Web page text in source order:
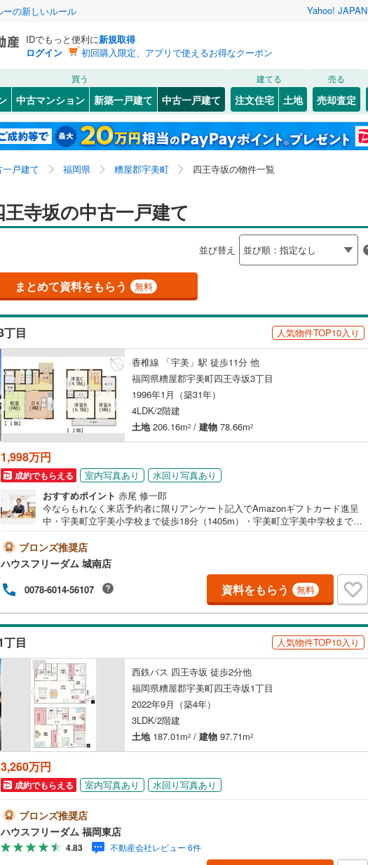
の新しいルール Yahoo! JAPAN
IDでもっと便利に新規取得
ログイン
初回購入限定、アプリで使えるお得なクーポン
買う
中古マンション 新築一戸建て 中古一戸建て
建てる
注文住宅 土地
売る
売却査定
一戸建て 福岡県 糟屋郡宇美町 四王寺坂の物件一覧
寺坂の中古一戸建て
並び替え
まとめて資料をもらう 無料
目 人気物件TOP10入り
香椎線 「宇美」駅 徒歩11分 他
福岡県糟屋郡宇美町四王寺坂3丁目
1996年1月（築31年）
4LDK/2階建
土地206.16m2 / 建物 78.66m2
1,998万円
成約でもらえる 室内写真あり
水回り写真あり
おすすめポイント 赤尾 修一郎
今ならもれなく来店予約者に限りアンケート記入でAmazonギフトカード進呈
中・宇美町立宇美小学校まで徒歩18分（1405m）・宇美町立宇美中学校まで徒
（約1062m）ですハウスフリーダム城南店の強み【取り扱い物件が豊富】地域
密着型の不動産会社として、城南区・早良区・中央区・南区・春日市・那珂川
市等の物件情報を多数取り扱っております。福岡県内に3店舗ございますので、
その他エリアの物件紹介ももちろん可能でございます。スタッフにお家のこと
は何でもお聞き下さい。新築一戸建て・中古物件・土地など、数ある物件の中
からお客様のご要望に沿ったご提案をいたします。
ブロンズ推奨店
ハウスフリーダム 城南店
0078-6014-56107 資料をもらう 無料
目 人気物件TOP10入り
西鉄バス 四王寺坂 徒歩2分他
福岡県糟屋郡宇美町四王寺坂1丁目
2022年9月（築4年）
3LDK/2階建
土地187.01m2 / 建物 97.71m2
3,260万円
成約でもらえる 室内写真あり 水回り写真あり
ブロンズ推奨店
ハウスフリーダム 福岡東店
4.83 不動産会社レビュー 6件
北海道
青森 岩手 宮城 秋田 山形
東京 神奈川 埼玉 千葉
新潟 長野 富山
三重
大阪 兵庫
鳥取 島根 岡山 広島 山口
徳島 香川 愛媛 高知
福岡 佐賀 長崎
この条件で検索する
門司区(24) 若松区(19)
小倉北区(22) 小倉南区(36)
八幡西区(38)
東区(29)
(13
大牟田市(126)
飯塚市
八女市(9) 筑後市(4)
行橋市
19) 豊前市(18 )
小郡市( 14 )
大野城市(12) 宗像市(19)
古賀市(12) 福津市
宮若市(2)
みやま市(3) 糸島市 ( 26)
糟屋郡宇美町(
糟屋郡須惠町(9) 糟屋郡新宮町(6)
遠賀郡芦屋町(2)
遠賀郡岡垣町(9) 遠賀郡遠賀町(5)
鞍手郡鞍手町
嘉穂郡桂川町(3)
朝倉郡東峰村( 三井郡大刀洗町
八女郡広川町(3
田川郡糸田町
田川郡川崎町
田川郡赤村
京都郡みやこ町(5) 築上郡吉富町
築上郡築上町(
この条件で検索する
大字井野(1) ひばりが丘(2)
とびたけ(1) ゆりが丘(1)
貴船
3 光正寺( 2
障子岳南 (1
この条件で検索する
博多南線(0) 山陽本線（JR九州）( 0)
香椎線(3) 篠栗線(0)
久大本線(0) 日豊本線(0)
筑豊本線
(0) 後藤寺線(0)
福岡市地下鉄空港線(0) 福岡市地下鉄箱崎線(0)
平成筑豊鉄道(0) 西鉄天神大牟田線(0)
西鉄甘木線(0)
北九州都市モノレール小倉線(0)
平成筑豊鉄道門司港レトロ観光線
この条件で検索するこの条件で検索する
リフォーム、リノベーション
リノベーション・リフォーム
（0）
築古・築30年以上（1）
設備
床暖房（ 0）
駐車場2台以上（2） ビルトインガレージ（0）
（1）
防犯カメラ（ 0）
吹き抜け バリアフリー住宅（0）
二世帯向け
平屋・1階建て
サービスルーム（納戸）（0）
立地
最寄りの駅が始発駅
配置、向き、建ち方、日当たり
前道6m以上（2） 角地（ 0）
平坦地（1）
（1）
キッチン
独立型キッチン 対面キッチン
販売、価格、契約、入居関連など
即入居可能（0）
浴室
浴室乾燥機あり
収納
この条件で検索する
検索条件を保存しました
この検索条件の新着物件通知は、 マイページから設定できます。
保存した条件を見る
福岡県、糟屋郡宇美町、四王寺坂
検索条件を保存する
マイページ
お気に入りリストを見る
閉じる
お気に入りリストを見る
閉じる